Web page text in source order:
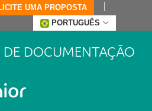
UMA PROPOSTA
PORTUGUÊS
DE DOCUMENTAÇÃO